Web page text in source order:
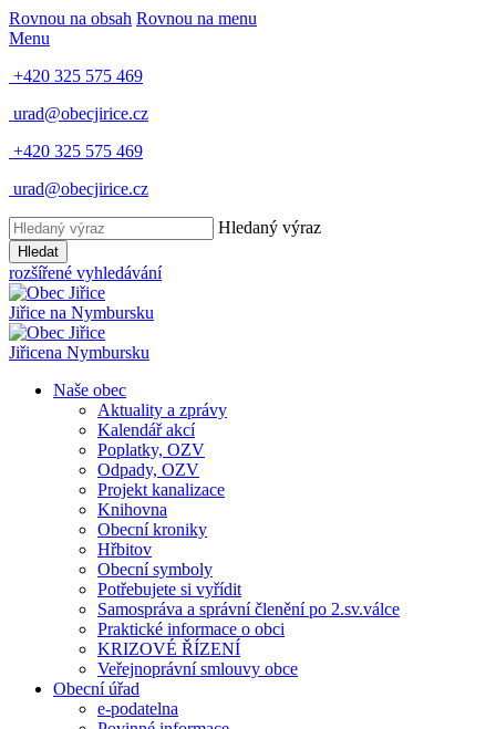
Rovnou na obsah Rovnou na menu
Menu
+420 325 575 469
urad@obecjirice.cz
+420 325 575 469
urad@obecjirice.cz
Hledaný výraz
Hledat
rozšířené vyhledávání
Jiřice na Nymbursku
Jiřicena Nymbursku
Naše obec
Aktuality a zprávy
Kalendář akcí
Poplatky, OZV
Odpady, OZV
Projekt kanalizace
Knihovna
Obecní kroniky
Hřbitov
Obecní symboly
Potřebujete si vyřídit
Samospráva a správní členění po 2.sv.válce
Praktické informace o obci
KRIZOVÉ ŘÍZENÍ
Veřejnoprávní smlouvy obce
Obecní úřad
e-podatelna